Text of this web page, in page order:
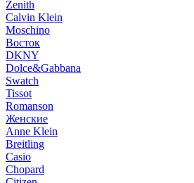
Zenith
Calvin Klein
Moschino
Восток
DKNY
Dolce&Gabbana
Swatch
Tissot
Romanson
Женские
Anne Klein
Breitling
Casio
Chopard